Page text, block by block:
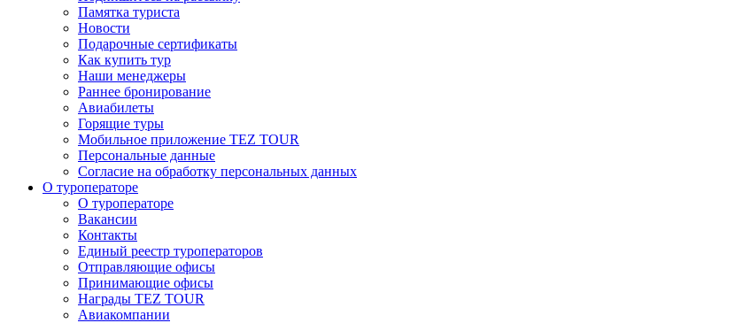
Памятка туриста
Новости
Подарочные сертификаты
Как купить тур
Наши менеджеры
Раннее бронирование
Авиабилеты
Горящие туры
Мобильное приложение TEZ TOUR
Персональные данные
Согласие на обработку персональных данных
О туроператоре
О туроператоре
Вакансии
Контакты
Единый реестр туроператоров
Отправляющие офисы
Принимающие офисы
Награды TEZ TOUR
Авиакомпании